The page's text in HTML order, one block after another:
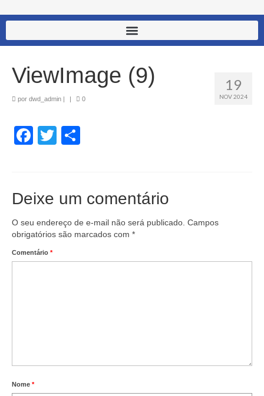
19
NOV 2024
ViewImage (9)
por dwd_admin 0
Facebook
Twitter
Deixe um comentário
O seu endereço de e-mail não será publicado. Campos
obrigatórios são marcados com *
Comentário *
Nome *